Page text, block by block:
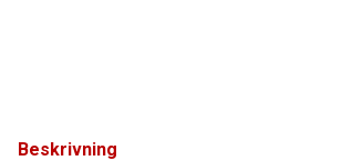
Beskrivning